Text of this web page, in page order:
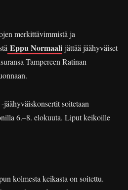
merkittävimmistä ja
Eppu Normaali jättää jäähyväiset
Tampereen Ratinan
soitetaan
6.–8. elokuuta. Liput keikoille
kolmesta keikasta on soitettu.